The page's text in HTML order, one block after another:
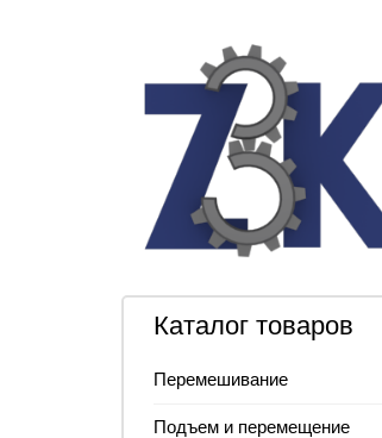
Каталог товаров
Перемешивание
Подъем и перемещение